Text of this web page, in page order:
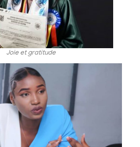
Joie et gratitude